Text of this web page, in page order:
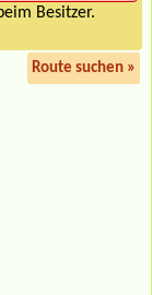
Besitzer.
Route suchen »